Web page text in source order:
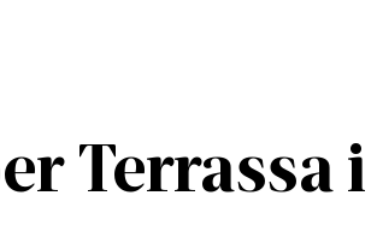
Terrassa